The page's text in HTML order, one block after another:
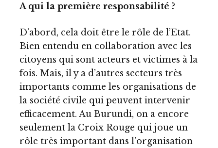
A qui la première responsabilité ?
D’abord, cela doit être le rôle de l’Etat.
Bien entendu en collaboration avec les
citoyens qui sont acteurs et victimes à la
fois. Mais, il y a d’autres secteurs très
importants comme les organisations de
la société civile qui peuvent intervenir
efficacement. Au Burundi, on a encore
seulement la Croix Rouge qui joue un
rôle très important dans l’organisation